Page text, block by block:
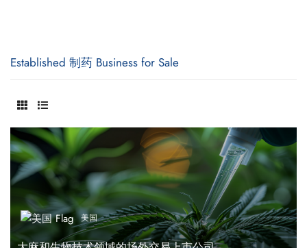
Established 制药 Business for Sale
美国